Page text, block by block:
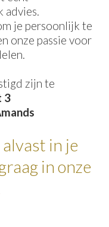
advies.
je persoonlijk te
onze passie voor
zijn te
3
in je
in onze